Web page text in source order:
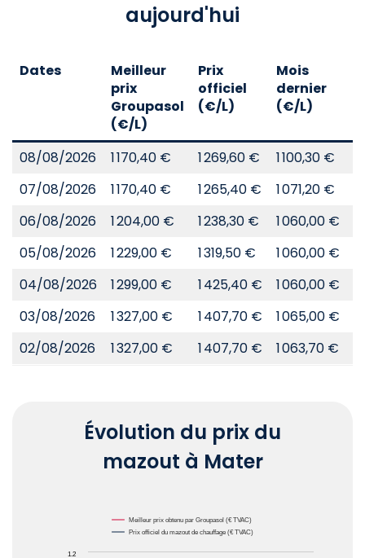
aujourd'hui
Dates
Meilleur
prix
Groupasol
(€/L)
Prix
officiel
(€/L)
Mois
dernier
(€/L)
08/08/2026 1 170,40 € 1 269,60 € 1 100,30 €
07/08/2026
1 170,40 € 1 265,40 € 1 071,20 €
06/08/2026
1 204,00 € 1 238,30 € 1 060,00 €
05/08/2026
1 229,00 € 1 319,50 € 1 060,00 €
04/08/2026
1 299,00 € 1 425,40 € 1 060,00 €
03/08/2026
1 327,00 € 1 407,70 € 1 065,00 €
02/08/2026
1 327,00 € 1 407,70 € 1 063,70 €
Évolution du prix du
mazout à Mater
Meilleur prix obtenu par Groupasol (€ TVAC)
Prix officiel du mazout de chauffage (€ TVAC)
1.2